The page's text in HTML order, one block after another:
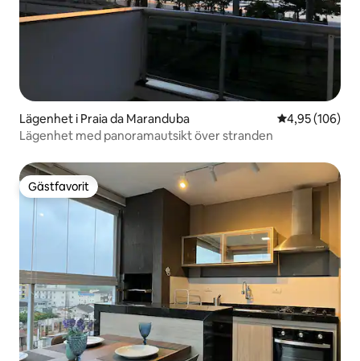
Lägenhet i Praia da Maranduba 4,95 av 5 i
4,95 (106)
Lägenhet med panoramautsikt över stranden
Gästfavorit
Gästfavorit